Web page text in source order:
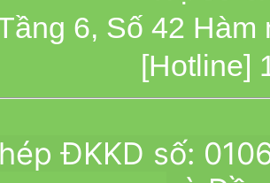
6, Số 42
[Hotline]
ĐKKD số: